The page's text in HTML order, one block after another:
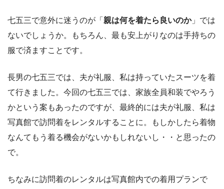
七五三で意外に迷うのが「 親は何を着たら良いのか」では
ないでしょうか。もちろん、最も安上がりなのは手持ちの
服で済ますことです。
長男の七五三では、夫が礼服、私は持っていたスーツを着
て行きました。今回の七五三では、家族全員和装でやろう
かという案もあったのですが、最終的には夫が礼服、私は
写真館で訪問着をレンタルすることに。もしかしたら着物
なんてもう着る機会がないかもしれないし・・と思ったの
で。
ちなみに訪問着のレンタルは写真館内での着用プランで